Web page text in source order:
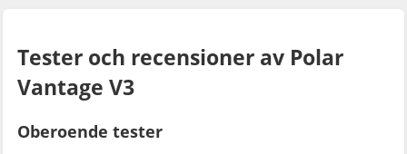
Tester och recensioner av Polar
Vantage V3
Oberoende tester